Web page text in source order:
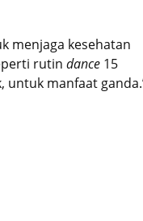
menjaga kesehatan
rutin dance 15
untuk manfaat